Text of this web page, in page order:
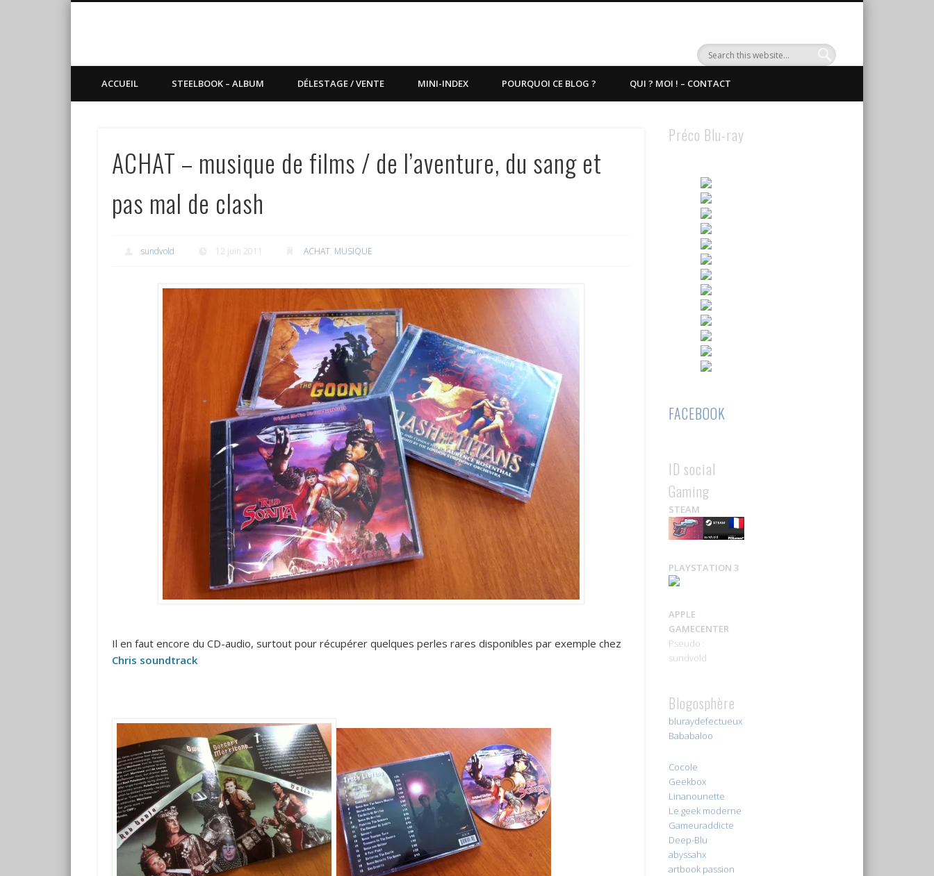
ACCUEIL STEELBOOK – ALBUM DÉLESTAGE / VENTE MINI-INDEX POURQUOI CE BLOG ? QUI ? MOI ! – CONTACT
ACHAT – musique de films / de l’aventure, du sang et
pas mal de clash
sundvold 12 juin 2011 ACHAT, MUSIQUE
Il en faut encore du CD-audio, surtout pour récupérer quelques perles rares disponibles par exemple chez
Chris soundtrack
Préco Blu-ray
FACEBOOK
ID social
Gaming
STEAM
PLAYSTATION 3
APPLE
GAMECENTER
Pseudo :
sundvold
Blogosphère
bluraydefectueux
Bababaloo
Cocole
Geekbox
Linanounette
Le geek moderne
Gameuraddicte
Deep-Blu
abyssahx
artbook passion